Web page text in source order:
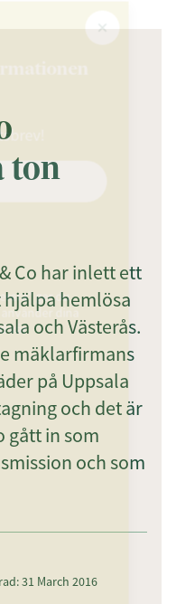
ton
Co har inlett ett
hemlösa
och Västerås.
mäklarfirmans
på Uppsala
och det är
gått in som
och som
31 March 2016
ger du
dina
vår